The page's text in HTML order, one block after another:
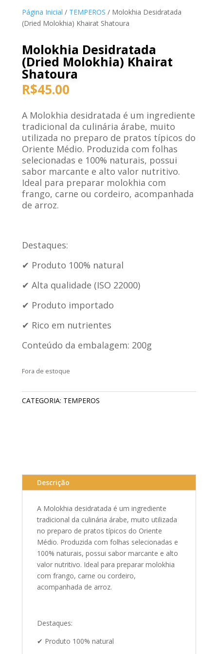
Página Inicial / TEMPEROS / Molokhia Desidratada
(Dried Molokhia) Khairat Shatoura
Molokhia Desidratada
(Dried Molokhia) Khairat
Shatoura
R$45.00
A Molokhia desidratada é um ingrediente
tradicional da culinária árabe, muito
utilizada no preparo de pratos típicos do
Oriente Médio. Produzida com folhas
selecionadas e 100% naturais, possui
sabor marcante e alto valor nutritivo.
Ideal para preparar molokhia com
frango, carne ou cordeiro, acompanhada
de arroz.
Destaques:
✔ Produto 100% natural
✔ Alta qualidade (ISO 22000)
✔ Produto importado
✔ Rico em nutrientes
Conteúdo da embalagem: 200g
Fora de estoque
CATEGORIA: TEMPEROS
Descrição
A Molokhia desidratada é um ingrediente
tradicional da culinária árabe, muito utilizada
no preparo de pratos típicos do Oriente
Médio. Produzida com folhas selecionadas e
100% naturais, possui sabor marcante e alto
valor nutritivo. Ideal para preparar molokhia
com frango, carne ou cordeiro,
acompanhada de arroz.
Destaques:
✔ Produto 100% natural